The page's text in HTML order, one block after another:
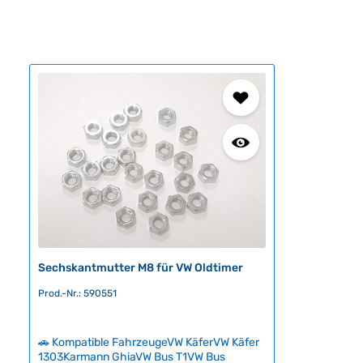
Sechskantmutter M8 für VW Oldtimer
Prod.-Nr.: 590551
🚗 Kompatible FahrzeugeVW KäferVW Käfer
1303Karmann GhiaVW Bus T1VW Bus